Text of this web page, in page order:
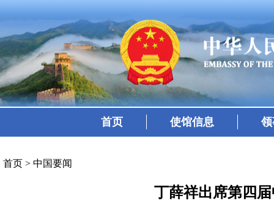
首页 使馆信息
首页 > 中国要闻
丁薛祥出席第四